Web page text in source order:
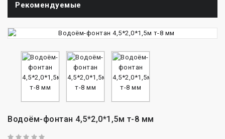
Рекомендуемые
Водоём-фонтан 4,5*2,0*1,5м т-8 мм